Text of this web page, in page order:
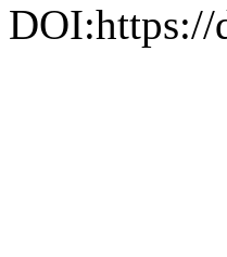
DOI:https://